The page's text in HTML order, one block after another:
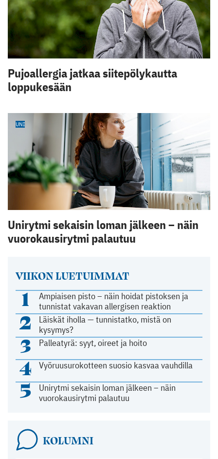
VIIKON LUETUIMMAT
1
Ampiaisen pisto – näin hoidat pistoksen ja
tunnistat vakavan allergisen reaktion
2
Läiskät iholla — tunnistatko, mistä on
kysymys?
3 Palleatyrä: syyt, oireet ja hoito
4 Vyöruusurokotteen suosio kasvaa vauhdilla
5
Unirytmi sekaisin loman jälkeen – näin
vuorokausirytmi palautuu
KOLUMNI
Pujoallergia jatkaa siitepölykautta
loppukesään
UNI
Unirytmi sekaisin loman jälkeen – näin
vuorokausirytmi palautuu